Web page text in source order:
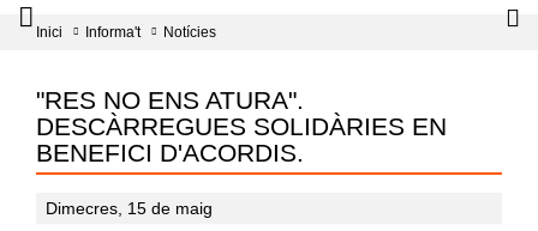
Mobile
menu
Inici Informa't Notícies
"RES NO ENS ATURA".
DESCÀRREGUES SOLIDÀRIES EN
BENEFICI D'ACORDIS.
Dimecres, 15 de maig